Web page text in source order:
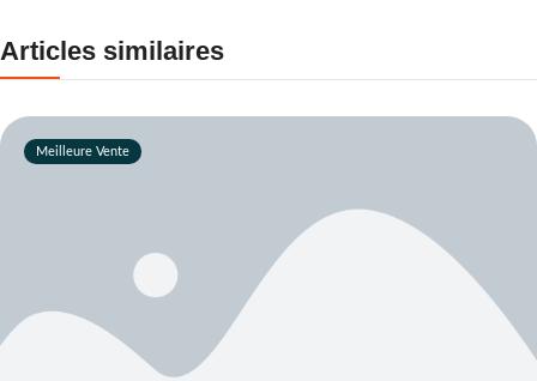
Articles similaires
Meilleure Vente